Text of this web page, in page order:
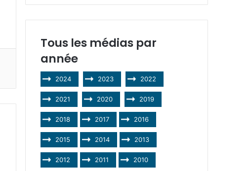
Tous les médias par
année
2024 2023 2022
2021 2020 2019
2018 2017 2016
2015 2014 2013
2012 2011 2010